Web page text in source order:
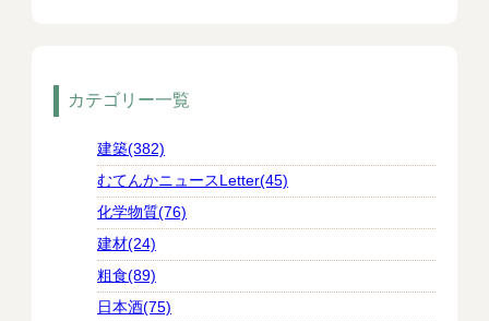
カテゴリー一覧
建築(382)
むてんかニュースLetter(45)
化学物質(76)
建材(24)
粗食(89)
日本酒(75)